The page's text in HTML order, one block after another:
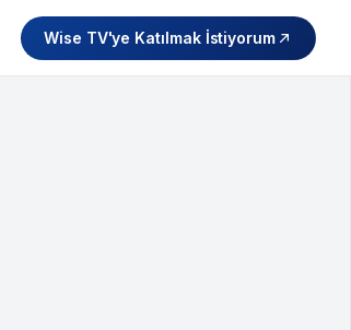
Wise TV'ye Katılmak İstiyorum